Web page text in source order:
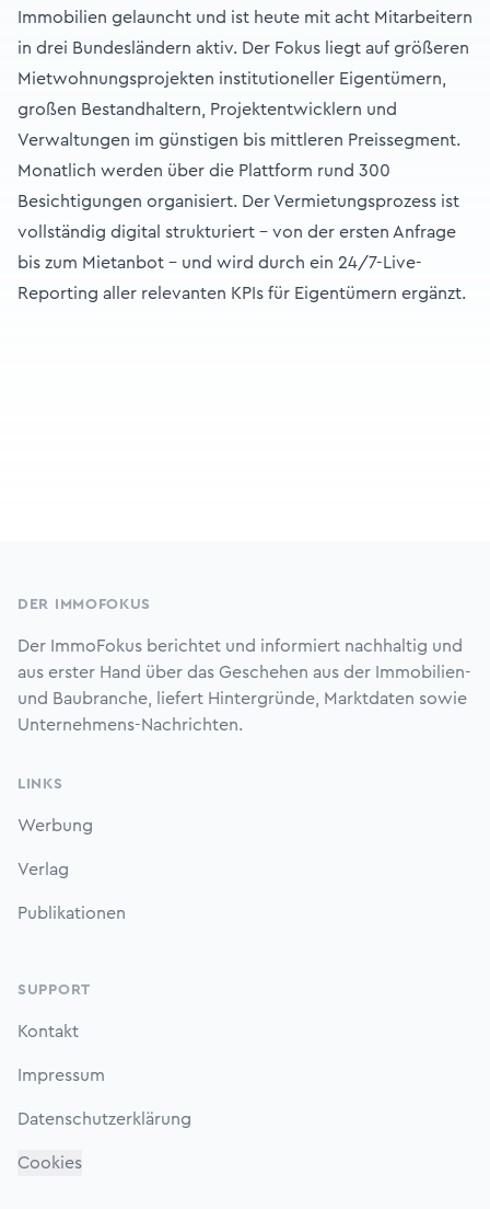
Immobilien gelauncht und ist heute mit acht Mitarbeitern
in drei Bundesländern aktiv. Der Fokus liegt auf größeren
Mietwohnungsprojekten institutioneller Eigentümern,
großen Bestandhaltern, Projektentwicklern und
Verwaltungen im günstigen bis mittleren Preissegment.
Monatlich werden über die Plattform rund 300
Besichtigungen organisiert. Der Vermietungsprozess ist
vollständig digital strukturiert – von der ersten Anfrage
bis zum Mietanbot – und wird durch ein 24/7-Live-
Reporting aller relevanten KPIs für Eigentümern ergänzt.
DER IMMOFOKUS
Der ImmoFokus berichtet und informiert nachhaltig und
aus erster Hand über das Geschehen aus der Immobilien-
und Baubranche, liefert Hintergründe, Marktdaten sowie
Unternehmens-Nachrichten.
LINKS
Werbung
Verlag
Publikationen
SUPPORT
Kontakt
Impressum
Datenschutzerklärung
Cookies